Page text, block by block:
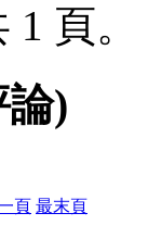
1 頁。
)
頁 最末頁